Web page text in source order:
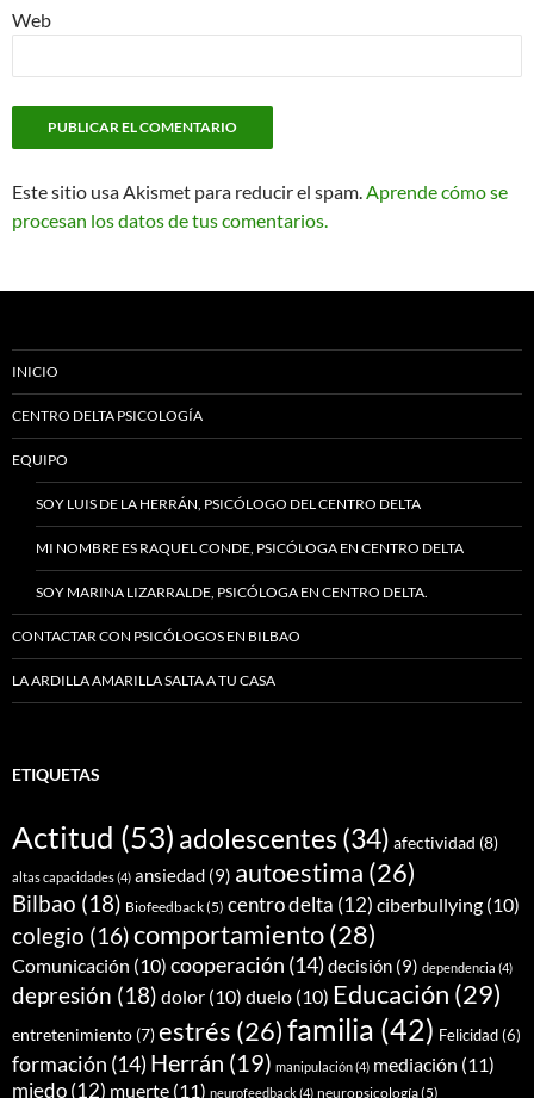
Web
Este sitio usa Akismet para reducir el spam. Aprende cómo se
procesan los datos de tus comentarios.
INICIO
CENTRO DELTA PSICOLOGÍA
EQUIPO
SOY LUIS DE LA HERRÁN, PSICÓLOGO DEL CENTRO DELTA
MI NOMBRE ES RAQUEL CONDE, PSICÓLOGA EN CENTRO DELTA
SOY MARINA LIZARRALDE, PSICÓLOGA EN CENTRO DELTA.
CONTACTAR CON PSICÓLOGOS EN BILBAO
LA ARDILLA AMARILLA SALTA A TU CASA
ETIQUETAS
Actitud (53) adolescentes (34) afectividad (8)
altas capacidades(4) ansiedad (9) autoestima (26)
Bilbao (18) Biofeedback(5) centro delta (12) ciberbullying (10)
colegio (16)comportamiento(28)
Comunicación (10) cooperación (14) decisión (9) dependencia (4)
depresión (18) dolor (10) duelo (10) Educación (29)
entretenimiento (7)estrés (26)familia (42) Felicidad(6)
formación (14) Herrán (19) manipulación(4) mediación (11)
miedo(12) muerte (11) neurofeedback(4) neuropsicología(5)